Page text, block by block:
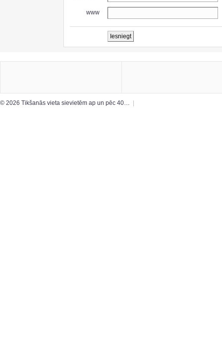
www
© 2026 Tikšanās vieta sievietēm ap un pēc 40…